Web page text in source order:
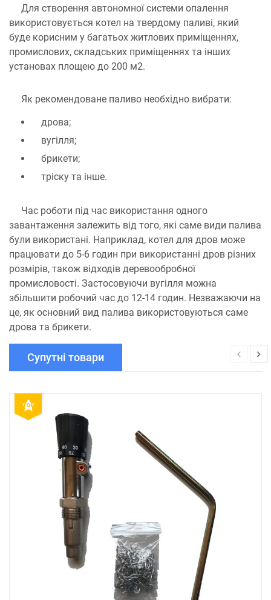
Для створення автономної системи опалення
використовується котел на твердому паливі, який
буде корисним у багатьох житлових приміщеннях,
промислових, складських приміщеннях та інших
установах площею до 200 м2.
Як рекомендоване паливо необхідно вибрати:
дрова;
вугілля;
брикети;
тріску та інше.
Час роботи під час використання одного
завантаження залежить від того, які саме види палива
були використані. Наприклад, котел для дров може
працювати до 5-6 годин при використанні дров різних
розмірів, також відходів деревообробної
промисловості. Застосовуючи вугілля можна
збільшити робочий час до 12-14 годин. Незважаючи на
це, як основний вид палива використовуються саме
дрова та брикети.
Супутні товари